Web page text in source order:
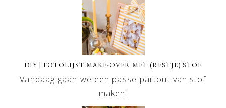
DIY | FOTOLIJST MAKE-OVER MET (RESTJE) STOF
Vandaag gaan we een passe-partout van stof
maken!